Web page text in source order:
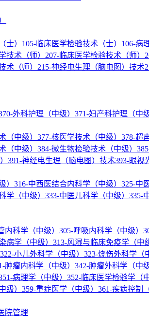
士） 105-临床医学检验技术（士） 106-病
技术（师） 207-临床医学检验技术（师）
术（师） 215-神经电生理（脑电图）技术
外科护理（中级） 371-妇产科护理（中级
（中级） 377-核医学技术（中级） 378-超
（中级） 384-微生物检验技术（中级）
391-神经电生理（脑电图）技术393-眼视
） 316-中西医结合内科学（中级） 325-中
学（中级） 333-中医儿科学（中级） 335-
内科学（中级） 305-呼吸内科学（中级）
病学（中级） 313-风湿与临床免疫学（中
322-小儿外科学（中级） 323-烧伤外科学（
肿瘤内科学（中级） 342-肿瘤外科学（中级
病理学（中级） 352-临床医学检验学（
级） 359-重症医学（中级） 361-疾病控制
院管理